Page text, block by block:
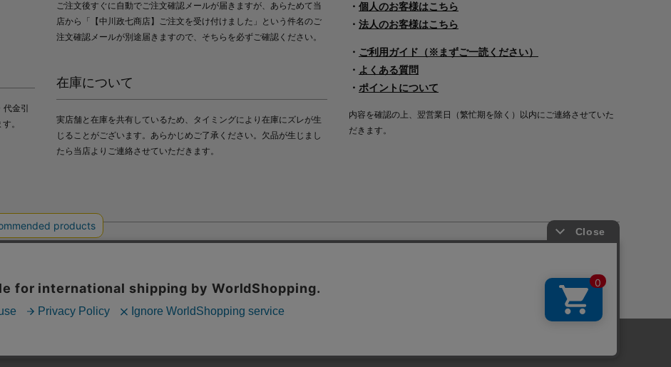
金引
。
ご注文後すぐに自動でご注文確認メールが届きますが、あらためて当
店から「【中川政七商店】ご注文を受け付けました」という件名のご
注文確認メールが別途届きますので、そちらを必ずご確認ください。
在庫について
実店舗と在庫を共有しているため、タイミングにより在庫にズレが生
じることがございます。あらかじめご了承ください。欠品が生じまし
たら当店よりご連絡させていただきます。
・ 個人のお客様はこちら
・ 法人のお客様はこちら
・ ご利用ガイド（※まずご一読ください）
・ よくある質問
・ ポイントについて
内容を確認の上、翌営業日（繁忙期を除く）以内にご連絡させていた
だきます。
得および利便性向上のためにクッキー（Cookie）を使用いたします。詳細に関しては「